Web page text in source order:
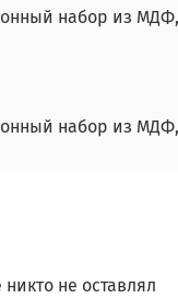
набор из МДФ,
набор из МДФ,
не оставлял